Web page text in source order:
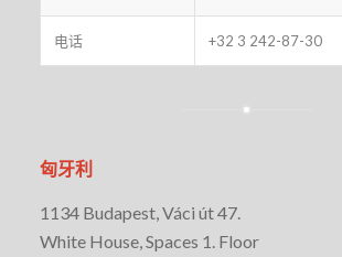
电话 +32 3 242-87-30
匈牙利
1134 Budapest, Váci út 47.
White House, Spaces 1. Floor